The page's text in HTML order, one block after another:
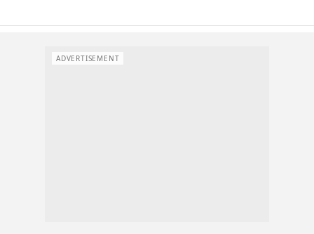
ADVERTISEMENT